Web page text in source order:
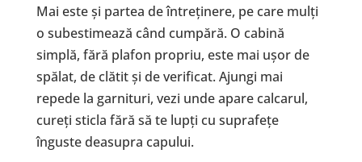
Mai este și partea de întreținere, pe care mulți
o subestimează când cumpără. O cabină
simplă, fără plafon propriu, este mai ușor de
spălat, de clătit și de verificat. Ajungi mai
repede la garnituri, vezi unde apare calcarul,
cureți sticla fără să te lupți cu suprafețe
înguste deasupra capului.